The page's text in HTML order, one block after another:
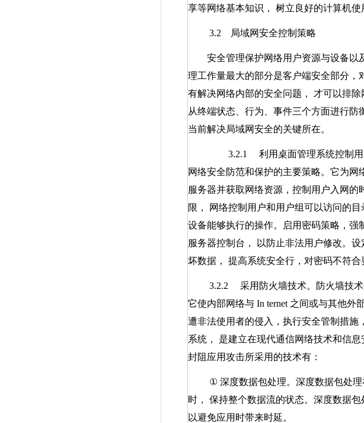
享等网络基本知识， 树立良好的计算机使
3.2 局域网安全控制策略
安全管理保护网络用户资源与设备以
理工作量最大的部分是客户端安全部分，
有解决网络内部的安全问题， 才可以排
从终端状态、行为、事件三个方面进行
当前解决局域网安全的关键所在。
3.2.1
利用桌面管理系统控制
网络安全防范和保护的主要策略。它为
服务器并获取网络资源，控制用户入网
限， 网络控制用户和用户组可以访问的
设备能够执行的操作。启用密码策略，强
服务器控制台， 以防止非法用户修改。
坏数据， 提高系统安全行，对密码不符
3.2.2
采用防火墙技术。防火墙技
它使内部网络与 In ternet 之间或与其他外
遭非法使用者的侵入，执行安全管制措施
系统， 是建立在现代通信网络技术和信
封阻应用攻击所采用的技术有：
① 深度数据包处理。深度数据包处
时， 保持整个数据流的状态。深度数据
以避免应用时带来时延。